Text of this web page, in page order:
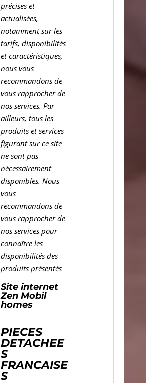
précises et
actualisées,
notamment sur les
tarifs, disponibilités
et caractéristiques,
nous vous
recommandons de
vous rapprocher de
nos services. Par
ailleurs, tous les
produits et services
figurant sur ce site
ne sont pas
nécessairement
disponibles. Nous
vous
recommandons de
vous rapprocher de
nos services pour
connaître les
disponibilités des
produits présentés
Site internet
Zen Mobil
homes
PIECES
DETACHEE
S
FRANCAISE
S